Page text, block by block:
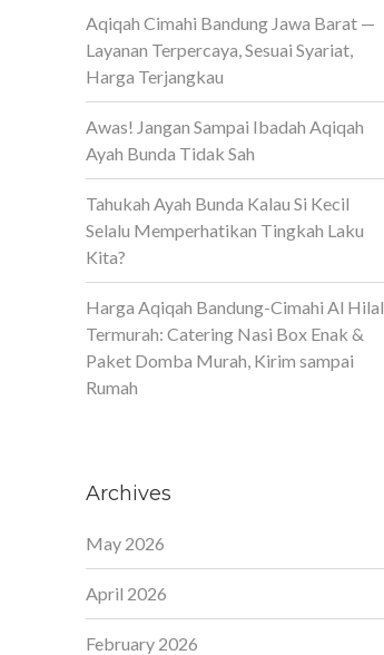
Aqiqah Cimahi Bandung Jawa Barat —
Layanan Terpercaya, Sesuai Syariat,
Harga Terjangkau
Awas! Jangan Sampai Ibadah Aqiqah
Ayah Bunda Tidak Sah
Tahukah Ayah Bunda Kalau Si Kecil
Selalu Memperhatikan Tingkah Laku
Kita?
Harga Aqiqah Bandung-Cimahi Al Hilal
Termurah: Catering Nasi Box Enak &
Paket Domba Murah, Kirim sampai
Rumah
Archives
May 2026
April 2026
February 2026